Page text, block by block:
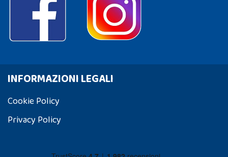
INFORMAZIONI LEGALI
Cookie Policy
Privacy Policy